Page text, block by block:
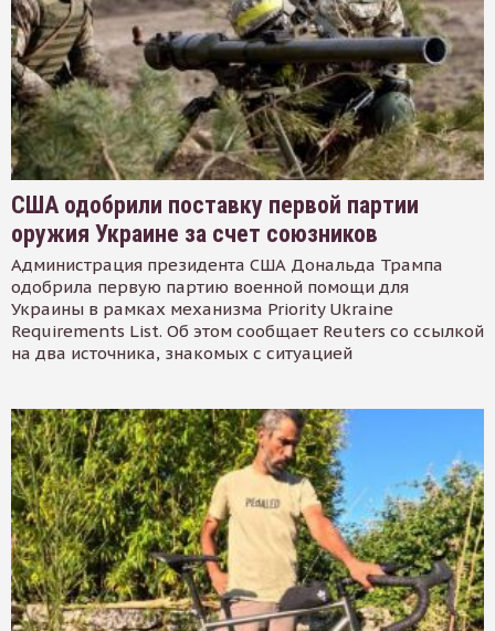
США одобрили поставку первой партии
оружия Украине за счет союзников
Администрация президента США Дональда Трампа
одобрила первую партию военной помощи для
Украины в рамках механизма Priority Ukraine
Requirements List. Об этом сообщает Reuters со ссылкой
на два источника, знакомых с ситуацией